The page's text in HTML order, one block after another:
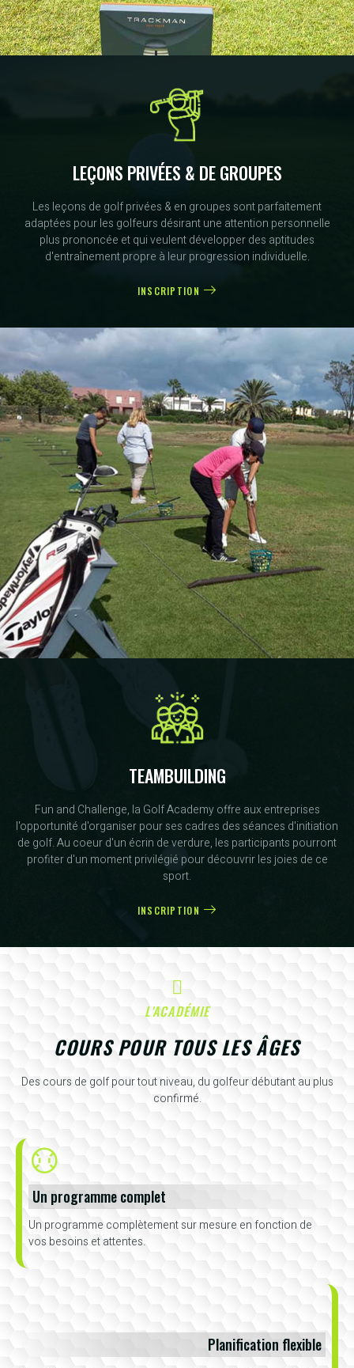
LEÇONS PRIVÉES & DE GROUPES
Les leçons de golf privées & en groupes sont parfaitement
adaptées pour les golfeurs désirant une attention personnelle
plus prononcée et qui veulent développer des aptitudes
d'entraînement propre à leur progression individuelle.
INSCRIPTION
TEAMBUILDING
Fun and Challenge, la Golf Academy offre aux entreprises
l'opportunité d'organiser pour ses cadres des séances d'initiation
de golf. Au coeur d'un écrin de verdure, les participants pourront
profiter d'un moment privilégié pour découvrir les joies de ce
sport.
INSCRIPTION
L'ACADÉMIE
COURS POUR TOUS LES ÂGES
Des cours de golf pour tout niveau, du golfeur débutant au plus
confirmé.
Un programme complet
Un programme complètement sur mesure en fonction de
vos besoins et attentes.
Planification flexible